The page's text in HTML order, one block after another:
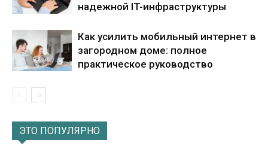
надежной IT-инфраструктуры
Как усилить мобильный интернет в
загородном доме: полное
практическое руководство
ЭТО ПОПУЛЯРНО